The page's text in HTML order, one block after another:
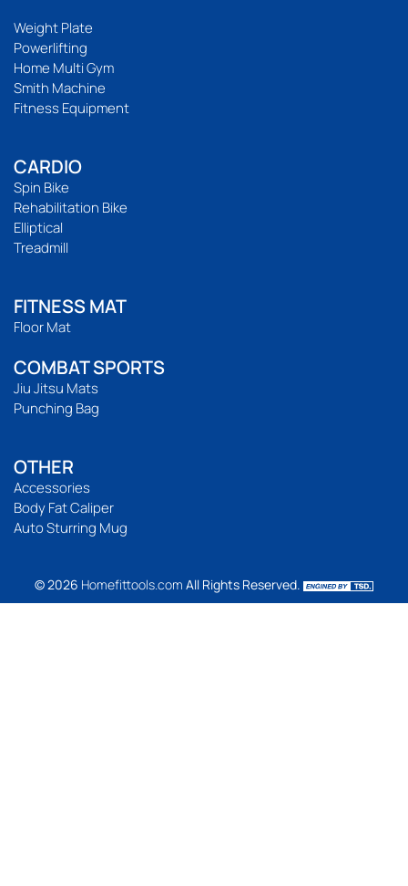
Weight Plate
Powerlifting
Home Multi Gym
Smith Machine
Fitness Equipment
CARDIO
Spin Bike
Rehabilitation Bike
Elliptical
Treadmill
FITNESS MAT
Floor Mat
COMBAT SPORTS
Jiu Jitsu Mats
Punching Bag
OTHER
Accessories
Body Fat Caliper
Auto Sturring Mug
© 2026 Homefittools.com All Rights Reserved.